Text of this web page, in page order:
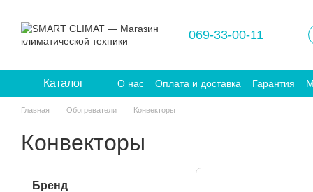
069-33-00-11
Каталог О нас Оплата и доставка Гарантия
Главная Обогреватели Конвекторы
Конвекторы
Бренд